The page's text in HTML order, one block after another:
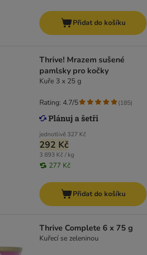
Přidat do košíku
Thrive! Mrazem sušené
pamlsky pro kočky
Kuře 3 x 25 g
jednotlivě 327 Kč
292 Kč
3 893 Kč / kg
277 Kč
Rating: 4.7/5 (185)
Přidat do košíku
Thrive Complete 6 x 75 g
Kuřecí se zeleninou